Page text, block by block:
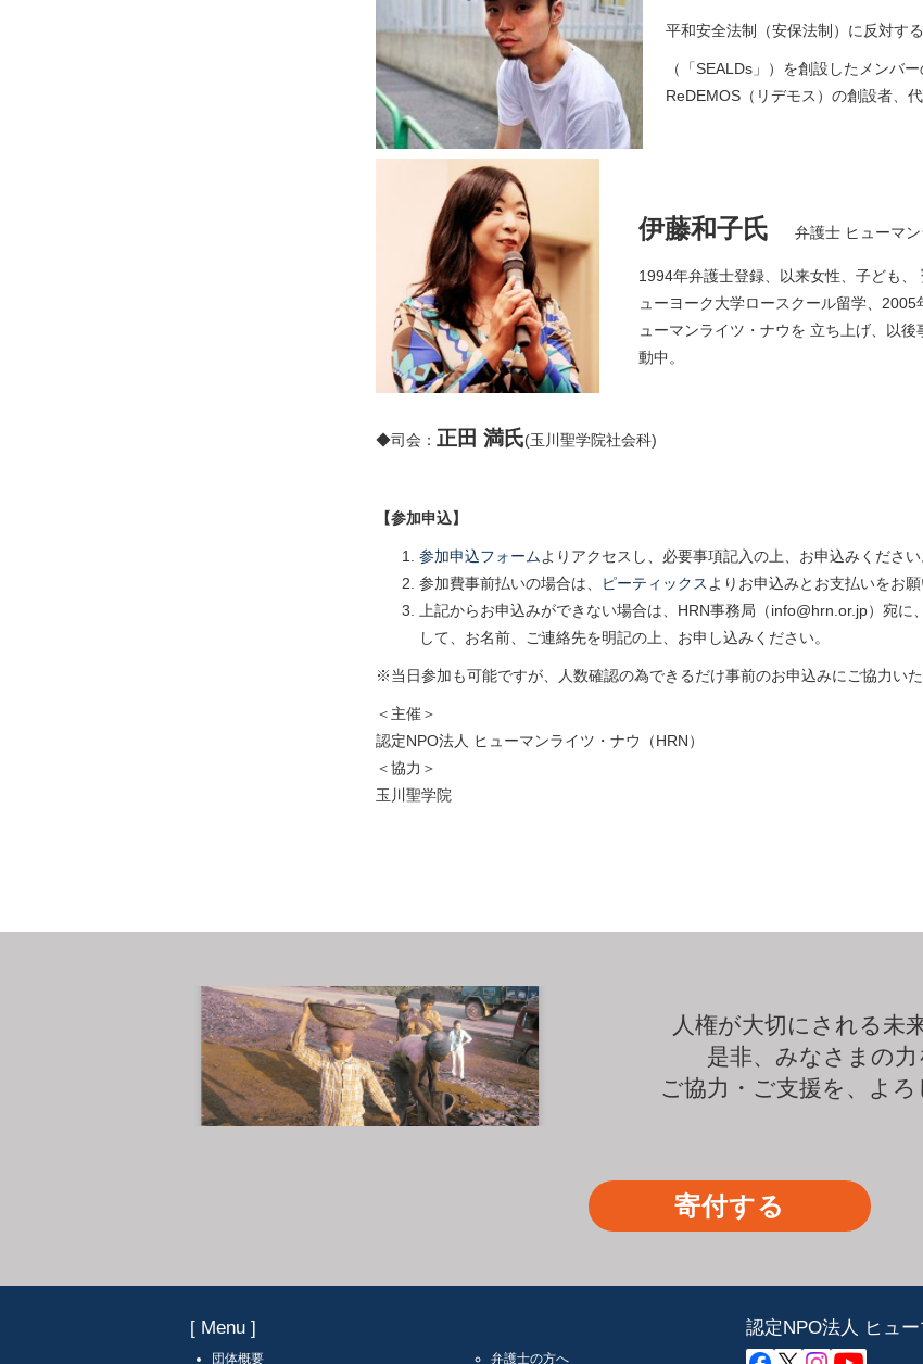
平和安全法制（安保法制）に反対す
（「SEALDs」）を創設したメンバ
ReDEMOS（リデモス）の創設者、代
伊藤和子氏 弁護士 ヒューマ
1994年弁護士登録、以来女性、子ども
ューヨーク大学ロースクール留学、
ューマンライツ・ナウを 立ち上げ、以
動中。
◆司会： 正田 満氏(玉川聖学院社会科)
【参加申込】
参加申込フォームよりアクセスし、必要事項記入の上、お申込みください
参加費事前払いの場合は、
ピーティックス よりお申込みとお支払いをお願
上記からお申込みができない場合は、HRN事務局（info@hrn.or.jp）宛
して、お名前、ご連絡先を明記の上、お申し込みください。
※当日参加も可能ですが、人数確認の為できるだけ事前のお申込みにご協力いた
＜主催＞
認定NPO法人 ヒューマンライツ・ナウ（HRN）
＜協力＞
玉川聖学院
人権が大切にされる未
是非、みなさまの力
ご協力・ご支援を、よ
寄付する
[ Menu ]
団体概要 弁護士の方へ
認定NPO法人 ヒュ